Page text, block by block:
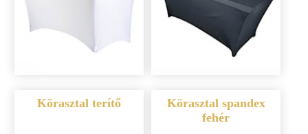
Körasztal terítő
Körasztal spandex
fehér